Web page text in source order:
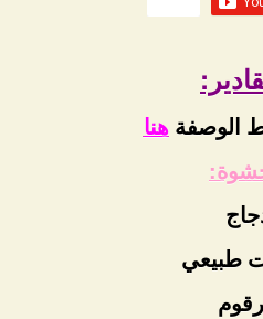
الوصفةهنا
طبيعي